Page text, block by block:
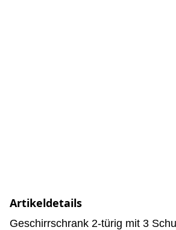
Artikeldetails
Geschirrschrank 2-türig mit 3